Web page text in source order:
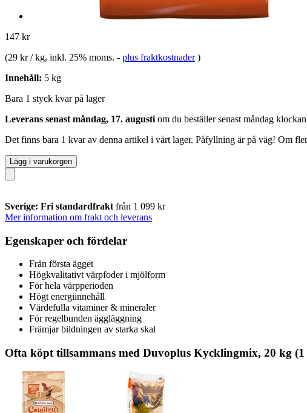
147 kr
(29 kr / kg, inkl. 25% moms. - plus fraktkostnader )
Innehåll: 5 kg
Bara 1 styck kvar på lager
Leverans senast måndag, 17. augusti om du beställer senast måndag
Det finns bara 1 kvar av denna artikel i vårt lager. Påfyllning är på väg! Om
Lägg i varukorgen
Sverige: Fri standardfrakt från 1 099 kr
Mer information om frakt och leverans
Egenskaper och fördelar
Från första ägget
Högkvalitativt värpfoder i mjölform
För hela värpperioden
Högt energiinnehåll
Värdefulla vitaminer & mineraler
För regelbunden äggläggning
Främjar bildningen av starka skal
Ofta köpt tillsammans med Duvoplus Kycklingmix, 20 kg (1